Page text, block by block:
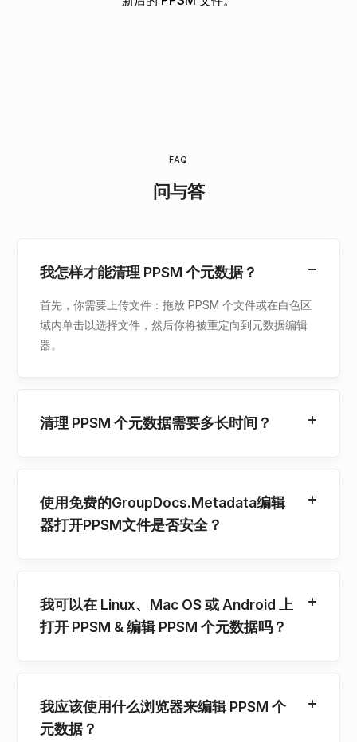
FAQ
问与答
我怎样才能清理 PPSM 个元数据？
首先，你需要上传文件：拖放 PPSM 个文件或在白色区
域内单击以选择文件，然后你将被重定向到元数据编辑
器。
清理 PPSM 个元数据需要多长时间？
使用免费的GroupDocs.Metadata编辑
器打开PPSM文件是否安全？
我可以在 Linux、Mac OS 或 Android 上
打开 PPSM & 编辑 PPSM 个元数据吗？
我应该使用什么浏览器来编辑 PPSM 个
元数据？